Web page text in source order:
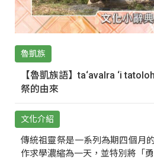
魯凱族
【魯凱族語】ta‘avalra ‘i
祭的由來
文化介紹
傳統祖靈祭是一系列為期四個月
作求學濃縮為一天，並特別將「